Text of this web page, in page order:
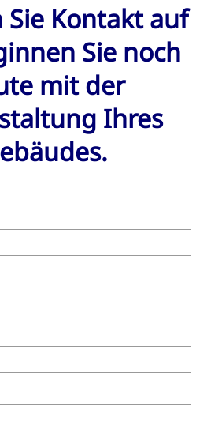
Sie Kontakt auf
Sie noch
mit der
Ihres